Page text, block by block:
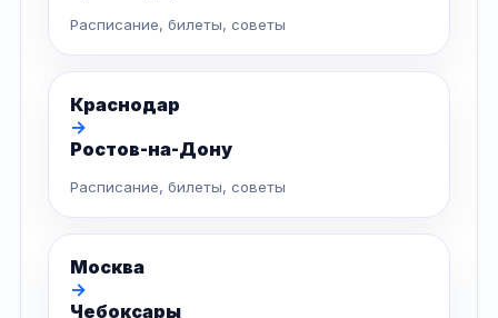
Расписание, билеты, советы
Краснодар
→
Ростов-на-Дону
Расписание, билеты, советы
Москва
→
Чебоксары